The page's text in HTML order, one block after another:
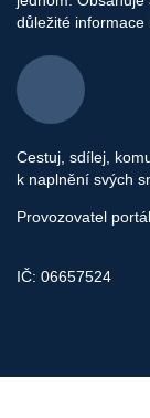
důležité
Cestuj, sdílej,
k naplnění svých
Provozovatel
IČ: 06657524